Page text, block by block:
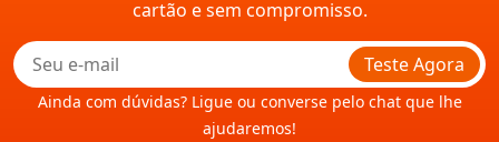
cartão e sem compromisso.
Teste Agora
Ainda com dúvidas? Ligue ou converse pelo chat que lhe
ajudaremos!